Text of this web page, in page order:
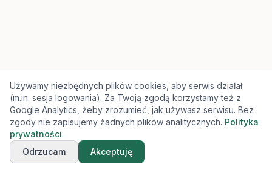
Używamy niezbędnych plików cookies, aby serwis działał
(m.in. sesja logowania). Za Twoją zgodą korzystamy też z
Google Analytics, żeby zrozumieć, jak używasz serwisu. Bez
zgody nie zapisujemy żadnych plików analitycznych. Polityka
prywatności
Odrzucam
Akceptuję